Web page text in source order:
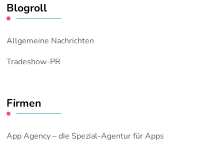
Blogroll
Allgemeine Nachrichten
Tradeshow-PR
Firmen
App Agency – die Spezial-Agentur für Apps